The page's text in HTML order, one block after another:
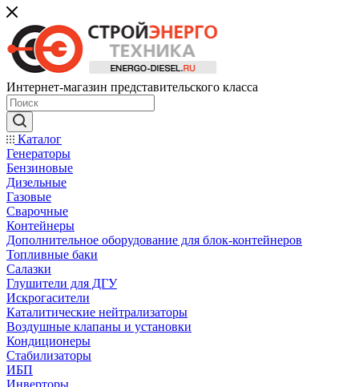
Интернет-магазин представительского класса
Каталог
Генераторы
Бензиновые
Дизельные
Газовые
Сварочные
Контейнеры
Дополнительное оборудование для блок-контейнеров
Топливные баки
Салазки
Глушители для ДГУ
Искрогасители
Каталитические нейтрализаторы
Воздушные клапаны и установки
Кондиционеры
Стабилизаторы
ИБП
Инверторы